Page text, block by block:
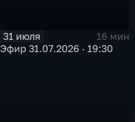
31 июля
16 мин
Эфир 31.07.2026 · 19:30